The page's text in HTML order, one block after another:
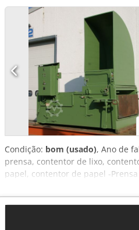
Condição: bom (usado), Ano de
prensa, contentor de lixo,
papel, contentor de papel -
Procedimento de prensagem:
Aqvea -Interruptor de
mm -Curso do êmbolo: 1100
para contentores amovíveis -